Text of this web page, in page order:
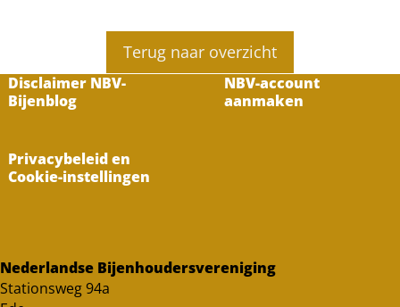
Terug naar overzicht
Disclaimer NBV-
Bijenblog
NBV-account
aanmaken
Privacybeleid en
Cookie-instellingen
Nederlandse Bijenhoudersvereniging
Stationsweg 94a